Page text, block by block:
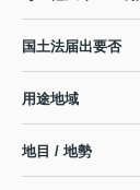
国土法届出要否
用途地域
地目 / 地勢